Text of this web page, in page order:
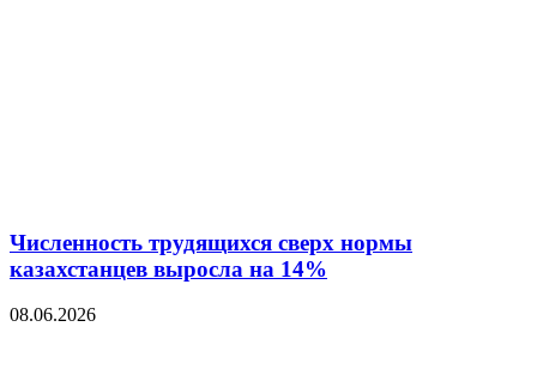
Численность трудящихся сверх нормы
казахстанцев выросла на 14%
08.06.2026